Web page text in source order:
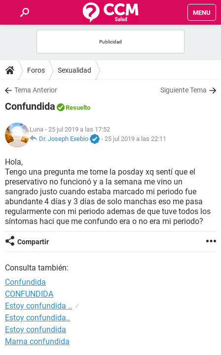
MENU
FOROS
SALUD
NUTRICIÓN
BIENESTAR
SEXUALIDAD
GLOSARIO
Foros Sexualidad
Tema Anterior Siguiente Tema
Confundida Resuelto
Luna - 25 jul 2019 a las 17:52
Dr. Joseph Exebio
- 25 jul 2019 a las 22:11
Hola,
Tengo una pregunta me tome la posday xq sentí que el
preservativo no funcionó y a la semana me vino un
sangrado justo cuando estaba marcado mi periodo fue
abundante 4 días y 3 días de solo manchas eso me pasa
regularmente con mi periodo ademas de que tuve todos los
síntomas haci que me confundo era o no era mi periodo?
Compartir
Consulta también:
Confundida
CONFUNDIDA
Estoy confundida .. ✓
Estoy confundida..
Estoy confundida
Mama confundida